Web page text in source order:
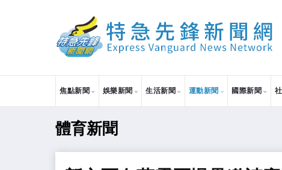
焦點新聞 娛樂新聞 生活新聞 運動新聞 國際新聞
體育新聞